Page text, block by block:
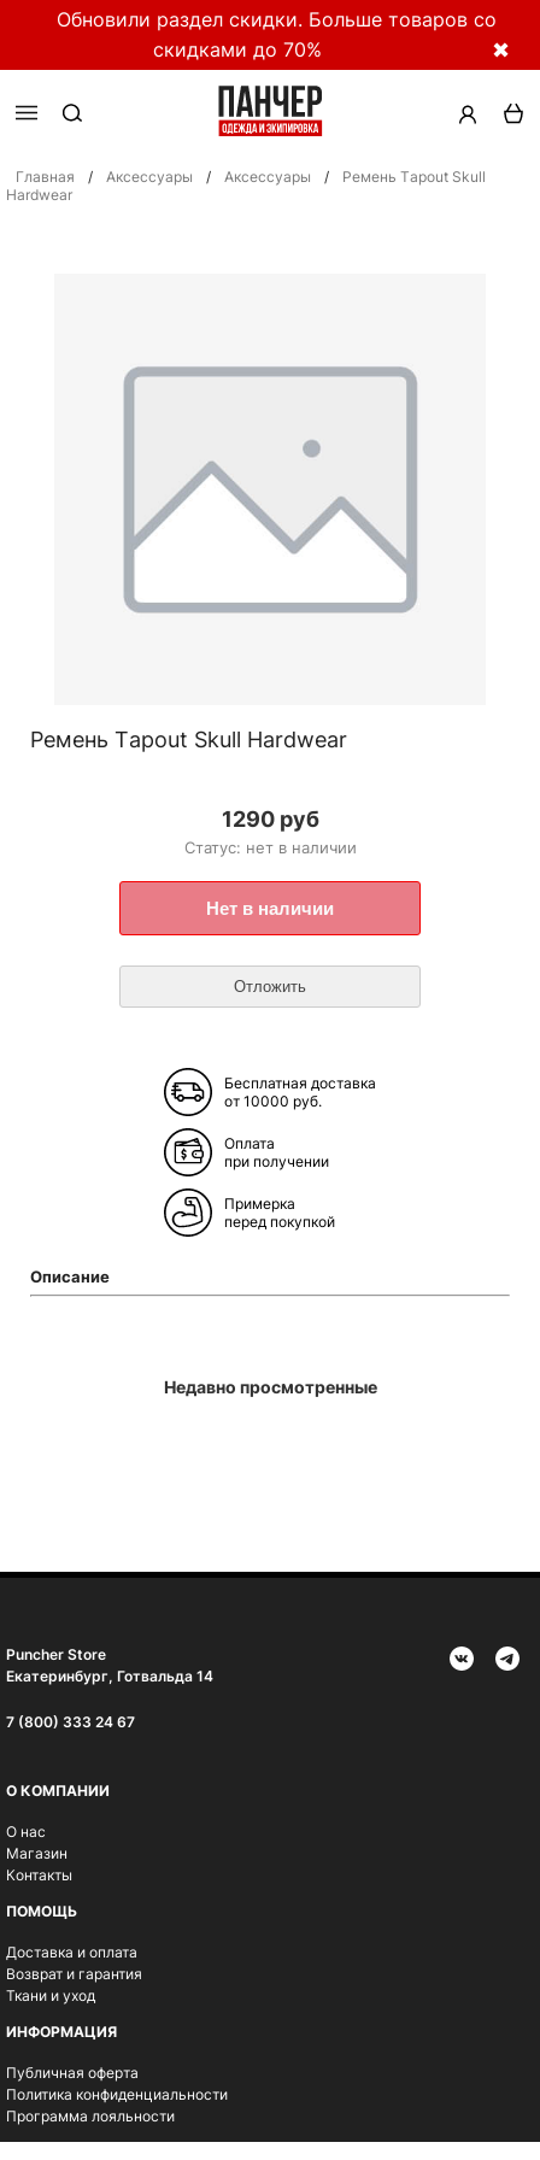
Обновили раздел скидки. Больше товаров со
скидками до 70%
✖
Главная / Аксессуары / Аксессуары /
Ремень Тapout Skull
Hardwear
Ремень Тapout Skull Hardwear
1290 руб
Статус: нет в наличии
Бесплатная доставка
от 10000 руб.
Оплата
при получении
Примерка
перед покупкой
Описание
Недавно просмотренные
Puncher Store
Екатеринбург, Готвальда 14
7 (800) 333 24 67
О КОМПАНИИ
О нас
Магазин
Контакты
ПОМОЩЬ
Доставка и оплата
Возврат и гарантия
Ткани и уход
ИНФОРМАЦИЯ
Публичная оферта
Политика конфиденциальности
Программа лояльности